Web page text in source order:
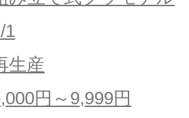
1
生産
円～9,999円